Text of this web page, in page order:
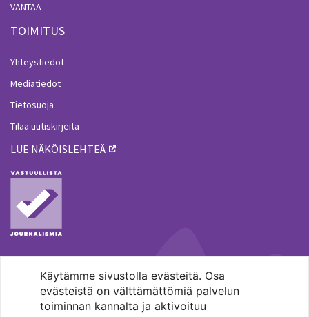
Käytämme sivustolla evästeitä. Osa
evästeistä on välttämättömiä palvelun
toiminnan kannalta ja aktivoituu
VANTAA
TOIMITUS
Yhteystiedot
Mediatiedot
Tietosuoja
Tilaa uutiskirjeitä
LUE NÄKÖISLEHTEÄ
MENOHAKU